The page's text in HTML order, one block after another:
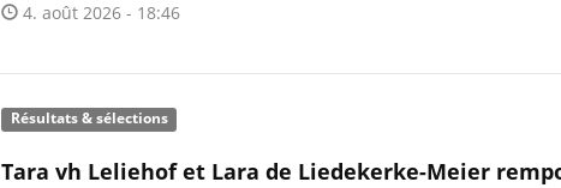
4. août 2026 - 18:46
Résultats & sélections
Tara vh Leliehof et Lara de Liedekerke-Meier